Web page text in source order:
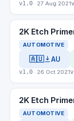
v1.0 · 27 Aug 2021
2K Etch
AUTOMOTIVE
🇦🇺 AU
v1.0 · 26 Oct 2021
2K Etch
AUTOMOTIVE